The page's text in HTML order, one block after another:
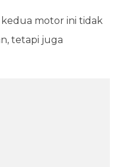
motor ini tidak
tetapi juga